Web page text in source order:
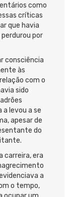
como
críticas
que havia
por
consciência
às
com o
sido
levou a se
apesar de
do
carreira, era
a
o tempo,